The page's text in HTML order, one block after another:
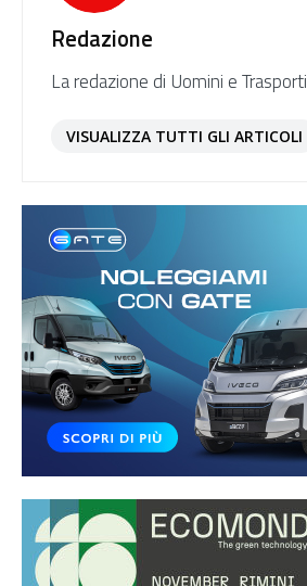
Redazione
La redazione di Uomini e Trasporti
VISUALIZZA TUTTI GLI ARTICOLI